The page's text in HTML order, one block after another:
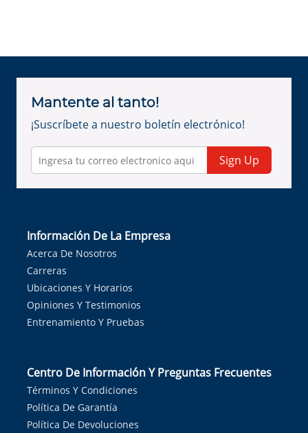
Mantente al tanto!
¡Suscríbete a nuestro boletín electrónico!
Sign Up
Información De La Empresa
Acerca De Nosotros
Carreras
Ubicaciones Y Horarios
Opiniones Y Testimonios
Entrenamiento Y Pruebas
Centro De Información Y Preguntas Frecuentes
Términos Y Condiciones
Política De Garantía
Política De Devoluciones